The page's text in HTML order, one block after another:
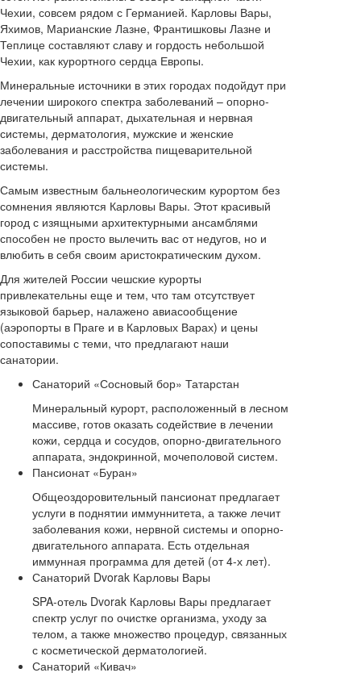
Чехии, совсем рядом с Германией. Карловы Вары,
Яхимов, Марианские Лазне, Франтишковы Лазне и
Теплице составляют славу и гордость небольшой
Чехии, как курортного сердца Европы.
Минеральные источники в этих городах подойдут при
лечении широкого спектра заболеваний – опорно-
двигательный аппарат, дыхательная и нервная
системы, дерматология, мужские и женские
заболевания и расстройства пищеварительной
системы.
Самым известным бальнеологическим курортом без
сомнения являются Карловы Вары. Этот красивый
город с изящными архитектурными ансамблями
способен не просто вылечить вас от недугов, но и
влюбить в себя своим аристократическим духом.
Для жителей России чешские курорты
привлекательны еще и тем, что там отсутствует
языковой барьер, налажено авиасообщение
(аэропорты в Праге и в Карловых Варах) и цены
сопоставимы с теми, что предлагают наши
санатории.
Санаторий «Сосновый бор» Татарстан
Минеральный курорт, расположенный в лесном
массиве, готов оказать содействие в лечении
кожи, сердца и сосудов, опорно-двигательного
аппарата, эндокринной, мочеполовой систем.
Пансионат «Буран»
Общеоздоровительный пансионат предлагает
услуги в поднятии иммуннитета, а также лечит
заболевания кожи, нервной системы и опорно-
двигательного аппарата. Есть отдельная
иммунная программа для детей (от 4-х лет).
Санаторий Dvorak Карловы Вары
SPA-отель Dvorak Карловы Вары предлагает
спектр услуг по очистке организма, уходу за
телом, а также множество процедур, связанных
с косметической дерматологией.
Санаторий «Кивач»